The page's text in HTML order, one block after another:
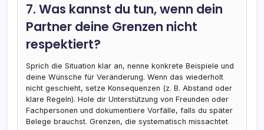
7. Was kannst du tun, wenn dein
Partner deine Grenzen nicht
respektiert?
Sprich die Situation klar an, nenne konkrete Beispiele und
deine Wünsche für Veränderung. Wenn das wiederholt
nicht geschieht, setze Konsequenzen (z. B. Abstand oder
klare Regeln). Hole dir Unterstützung von Freunden oder
Fachpersonen und dokumentiere Vorfälle, falls du später
Belege brauchst. Grenzen, die systematisch missachtet